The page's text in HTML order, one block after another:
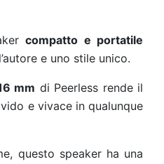
compatto e portatile
e uno stile unico.
mm di Peerless rende il
e vivace in qualunque
questo speaker ha una